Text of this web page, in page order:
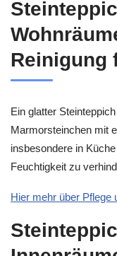
Reinigung
Ein glatter
Marmorsteinchen mit
insbesondere in
Feuchtigkeit zu
Hier mehr über Pflege